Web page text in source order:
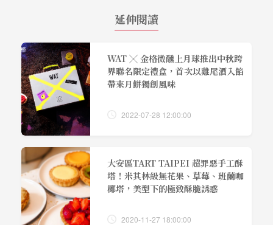
延伸閱讀
WAT ╳ 金格微醺上月球推出中秋跨
界聯名限定禮盒，首次以雞尾酒入餡
帶來月餅獨創風味
2022-07-28 12:00:00
大安區TART TAIPEI 超罪惡手工酥
塔！米其林級無花果、草莓、班蘭咖
椰塔，美型下的極致酥脆誘惑
2020-11-27 18:00:00